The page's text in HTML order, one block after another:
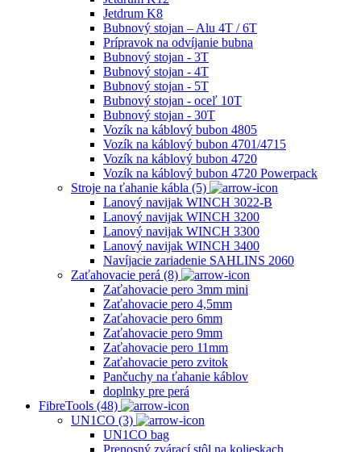
Jetdrum K8
Bubnový stojan – Alu 4T / 6T
Prípravok na odvíjanie bubna
Bubnový stojan - 3T
Bubnový stojan - 4T
Bubnový stojan - 5T
Bubnový stojan - oceľ 10T
Bubnový stojan - 30T
Vozík na káblový bubon 4805
Vozík na káblový bubon 4701/4715
Vozík na káblový bubon 4720
Vozík na káblový bubon 4720 Powerpack
Stroje na ťahanie kábla (5)
Lanový navijak WINCH 3022-B
Lanový navijak WINCH 3200
Lanový navijak WINCH 3300
Lanový navijak WINCH 3400
Navíjacie zariadenie SAHLINS 2060
Zaťahovacie perá (8)
Zaťahovacie pero 3mm mini
Zaťahovacie pero 4,5mm
Zaťahovacie pero 6mm
Zaťahovacie pero 9mm
Zaťahovacie pero 11mm
Zaťahovacie pero zvitok
Pančuchy na ťahanie káblov
doplnky pre perá
FibreTools (48)
UN1CO (3)
UN1CO bag
Prenosný zvárací stôl na kolieskach